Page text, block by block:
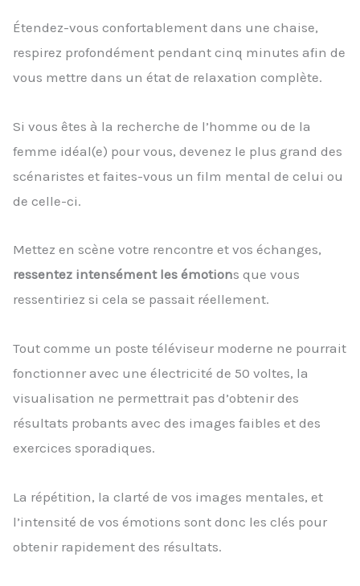
Étendez-vous confortablement dans une chaise,
respirez profondément pendant cinq minutes afin de
vous mettre dans un état de relaxation complète.
Si vous êtes à la recherche de l’homme ou de la
femme idéal(e) pour vous, devenez le plus grand des
scénaristes et faites-vous un film mental de celui ou
de celle-ci.
Mettez en scène votre rencontre et vos échanges,
ressentez intensément les émotions que vous
ressentiriez si cela se passait réellement.
Tout comme un poste téléviseur moderne ne pourrait
fonctionner avec une électricité de 50 voltes, la
visualisation ne permettrait pas d’obtenir des
résultats probants avec des images faibles et des
exercices sporadiques.
La répétition, la clarté de vos images mentales, et
l’intensité de vos émotions sont donc les clés pour
obtenir rapidement des résultats.